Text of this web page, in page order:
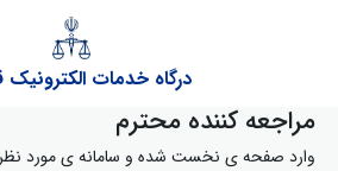
درگاه خدمات
مراجعه کننده محترم
وارد صفحه ی نخست شده و سامانه ی مورد نظر